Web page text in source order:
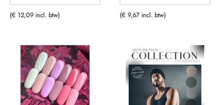
(€ 12,09 incl. btw) (€ 9,67 incl. btw)